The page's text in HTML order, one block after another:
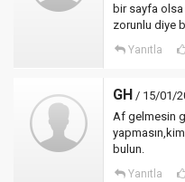
bir sayfa
zorunlu diye
Yanıtla
GH / 15/01/
Af gelmesin
bulun.
Yanıtla